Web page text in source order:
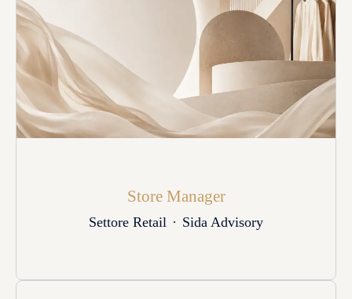
Store Manager
Settore Retail · Sida Advisory